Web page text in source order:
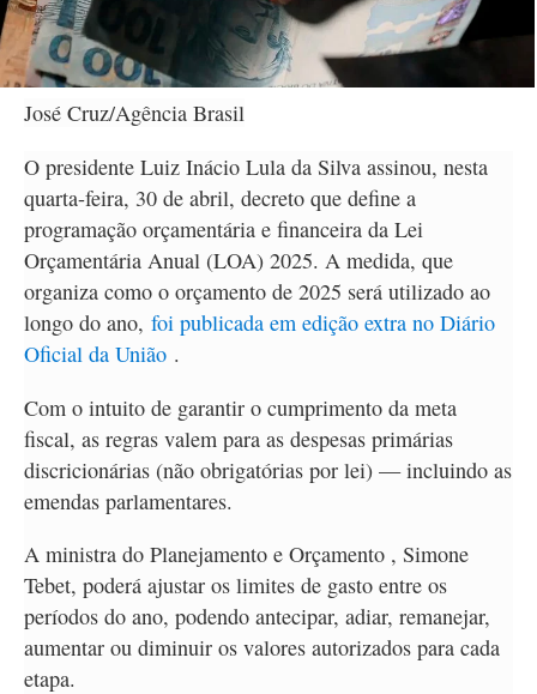
José Cruz/Agência Brasil
O presidente Luiz Inácio Lula da Silva assinou, nesta
quarta-feira, 30 de abril, decreto que define a
programação orçamentária e financeira da Lei
Orçamentária Anual (LOA) 2025. A medida, que
organiza como o orçamento de 2025 será utilizado ao
longo do ano, foi publicada em edição extra no Diário
Oficial da União .
Com o intuito de garantir o cumprimento da meta
fiscal, as regras valem para as despesas primárias
discricionárias (não obrigatórias por lei) — incluindo as
emendas parlamentares.
A ministra do Planejamento e Orçamento , Simone
Tebet, poderá ajustar os limites de gasto entre os
períodos do ano, podendo antecipar, adiar, remanejar,
aumentar ou diminuir os valores autorizados para cada
etapa.